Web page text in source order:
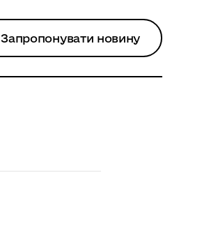
Запропонувати новину